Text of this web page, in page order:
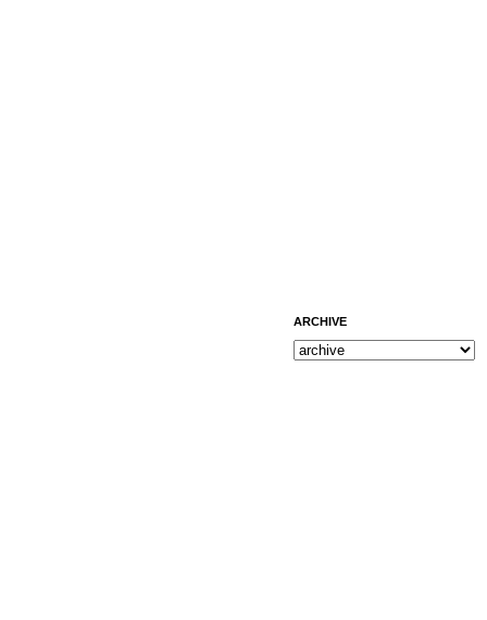
ARCHIVE